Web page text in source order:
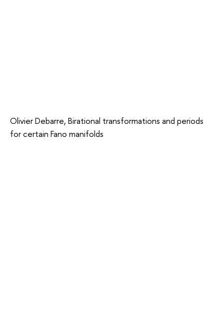
Olivier Debarre, Birational transformations and periods
for certain Fano manifolds